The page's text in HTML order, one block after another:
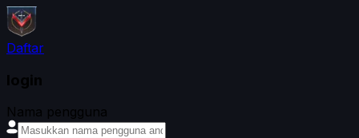
Daftar
login
Nama pengguna